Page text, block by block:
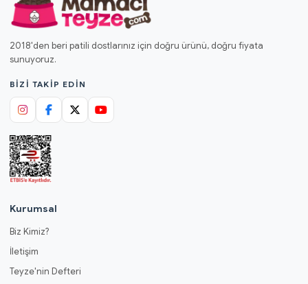
2018'den beri patili dostlarınız için doğru ürünü, doğru fiyata
sunuyoruz.
BIZI TAKIP EDIN
Kurumsal
Biz Kimiz?
İletişim
Teyze'nin Defteri